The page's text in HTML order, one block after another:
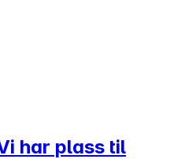
har plass til